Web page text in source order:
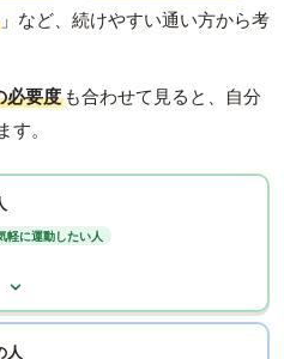
」など、続けやすい通い方から考
必要度 も合わせて見ると、自分
。
軽に運動したい人
人